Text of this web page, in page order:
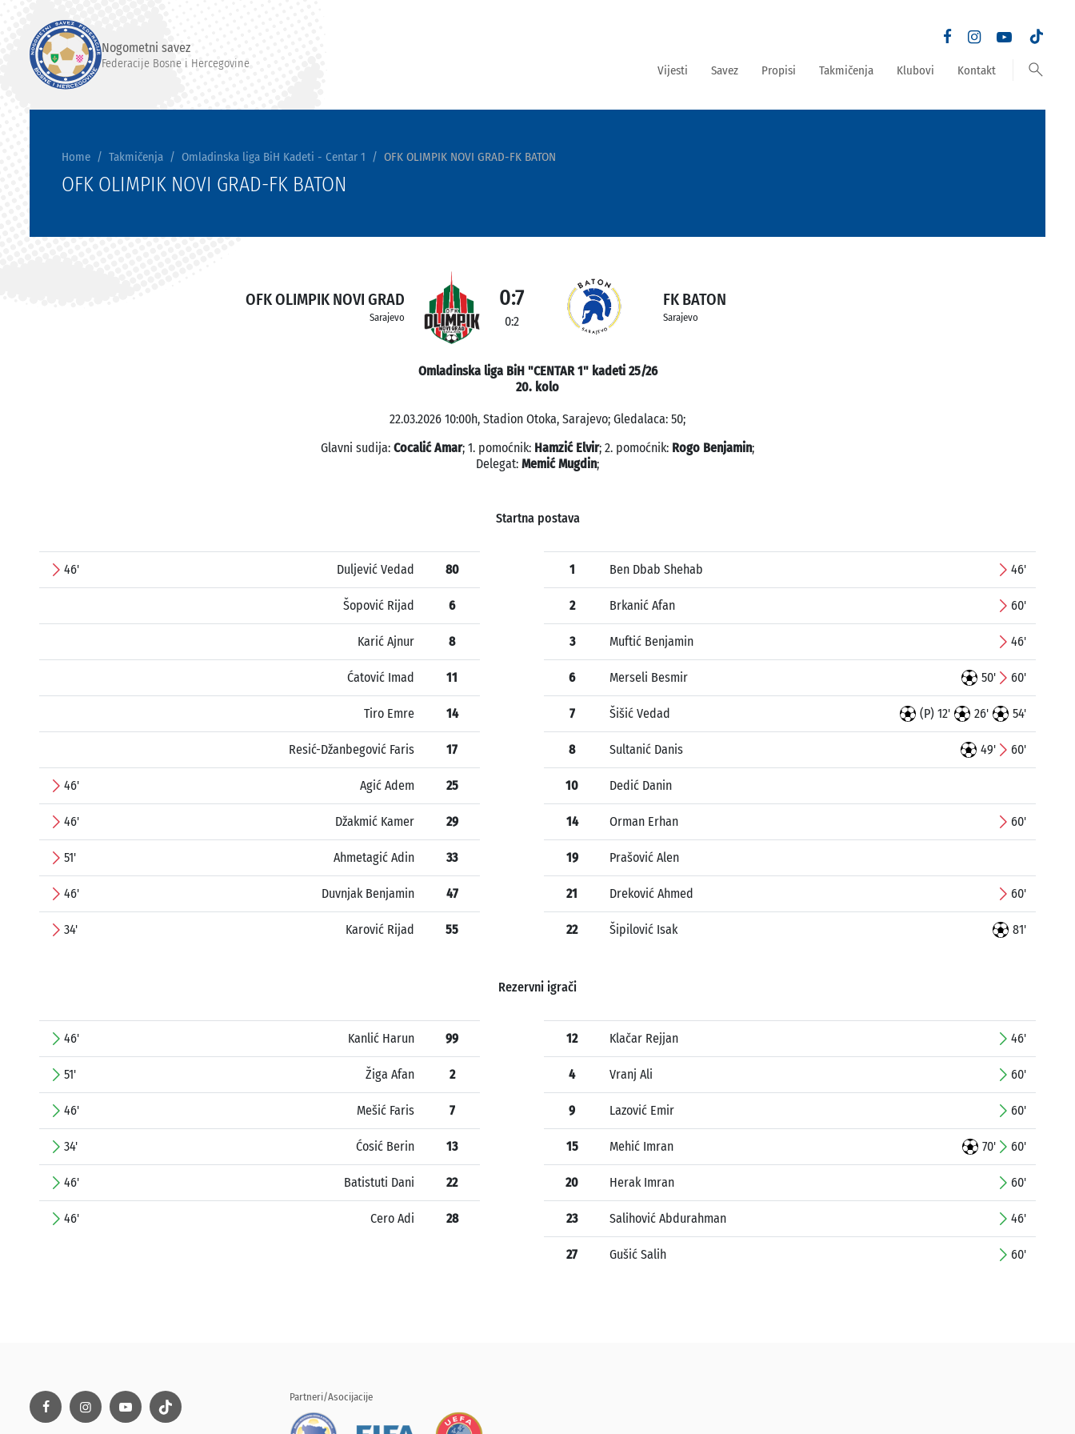
Nogometni savez
Federacije Bosne i Hercegovine Vijesti Savez Propisi Takmičenja Klubovi Kontakt search
Home Takmičenja Omladinska liga BiH Kadeti - Centar 1 OFK OLIMPIK NOVI GRAD-FK BATON
OFK OLIMPIK NOVI GRAD-FK BATON
OFK OLIMPIK NOVI GRAD
Sarajevo
0:7
0:2
FK BATON
Sarajevo
Omladinska liga BiH "CENTAR 1" kadeti 25/26
20. kolo
22.03.2026 10:00h, Stadion Otoka, Sarajevo; Gledalaca: 50;
Glavni sudija: Cocalić Amar; 1. pomoćnik: Hamzić Elvir; 2. pomoćnik: Rogo Benjamin;
Delegat: Memić Mugdin;
Startna postava
46' Duljević Vedad 80
Šopović Rijad 6
Karić Ajnur 8
Ćatović Imad 11
Tiro Emre 14
Resić-Džanbegović Faris 17
46' Agić Adem 25
46' Džakmić Kamer 29
51' Ahmetagić Adin 33
46' Duvnjak Benjamin 47
34' Karović Rijad 55
1 Ben Dbab Shehab 46'
2 Brkanić Afan 60'
3 Muftić Benjamin 46'
6 Merseli Besmir 50' 60'
7 Šišić Vedad (P) 12' 26' 54'
8 Sultanić Danis 49' 60'
10 Dedić Danin
14 Orman Erhan 60'
19 Prašović Alen
21 Dreković Ahmed 60'
22 Šipilović Isak 81'
Rezervni igrači
46' Kanlić Harun 99
51' Žiga Afan 2
46' Mešić Faris 7
34' Ćosić Berin 13
46' Batistuti Dani 22
46' Cero Adi 28
12 Klačar Rejjan 46'
4 Vranj Ali 60'
9 Lazović Emir 60'
15 Mehić Imran 70' 60'
20 Herak Imran 60'
23 Salihović Abdurahman 46'
27 Gušić Salih 60'
Partneri/Asocijacije